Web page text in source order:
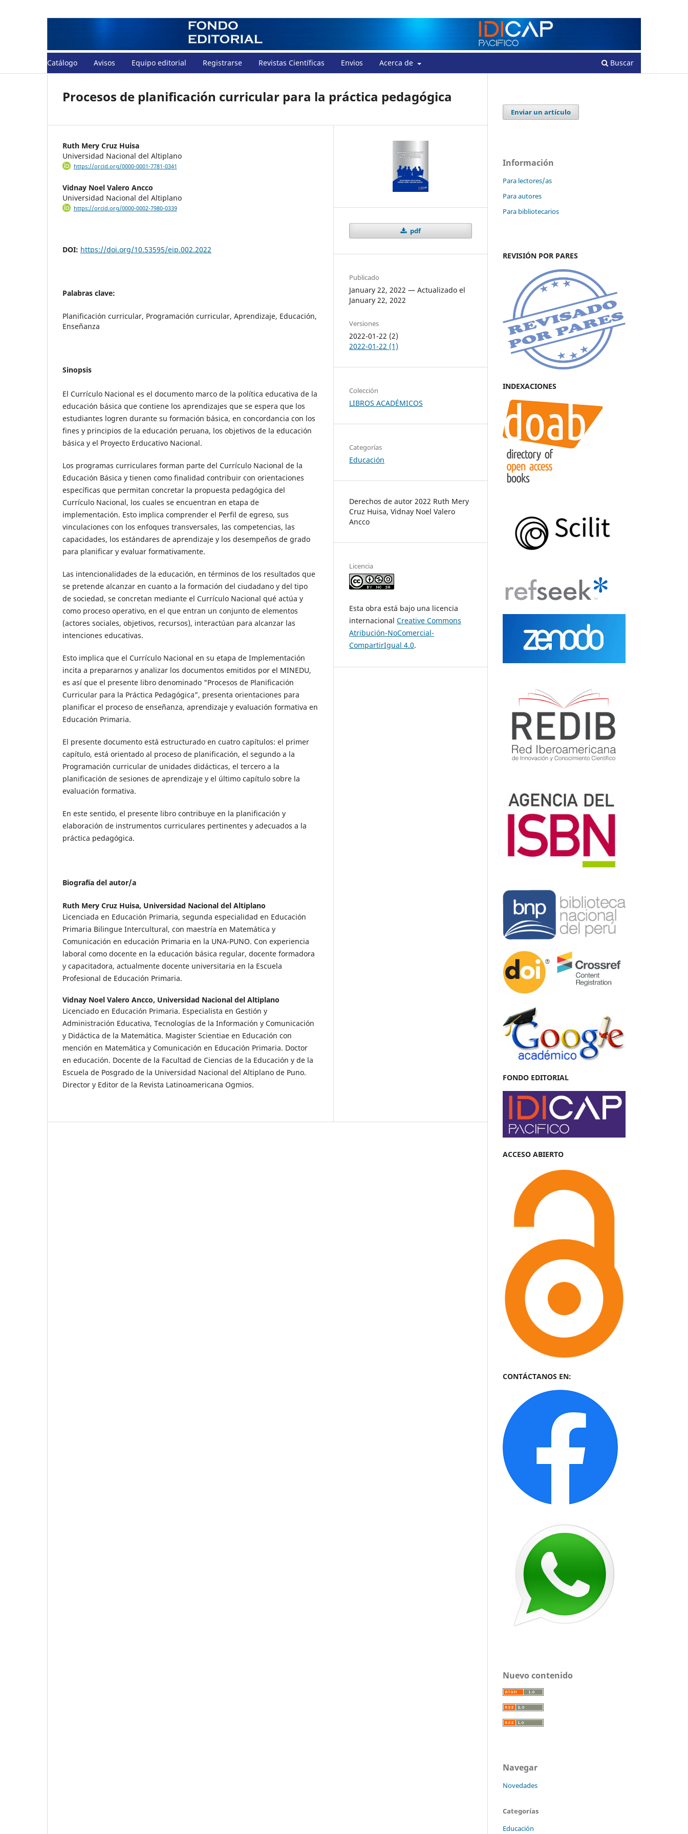
Catálogo Avisos Equipo editorial Registrarse Revistas Científicas Envios Acerca de Buscar
Procesos de planificación curricular para la práctica pedagógica
Ruth Mery Cruz Huisa
Universidad Nacional del Altiplano
https://orcid.org/0000-0001-7781-0341
Vidnay Noel Valero Ancco
Universidad Nacional del Altiplano
https://orcid.org/0000-0002-7980-0339
DOI: https://doi.org/10.53595/eip.002.2022
Palabras clave:
Planificación curricular, Programación curricular, Aprendizaje, Educación,
Enseñanza
Sinopsis
El Currículo Nacional es el documento marco de la política educativa de la
educación básica que contiene los aprendizajes que se espera que los
estudiantes logren durante su formación básica, en concordancia con los
fines y principios de la educación peruana, los objetivos de la educación
básica y el Proyecto Erducativo Nacional.
Los programas curriculares forman parte del Currículo Nacional de la
Educación Básica y tienen como finalidad contribuir con orientaciones
específicas que permitan concretar la propuesta pedagógica del
Currículo Nacional, los cuales se encuentran en etapa de
implementación. Esto implica comprender el Perfil de egreso, sus
vinculaciones con los enfoques transversales, las competencias, las
capacidades, los estándares de aprendizaje y los desempeños de grado
para planificar y evaluar formativamente.
Las intencionalidades de la educación, en términos de los resultados que
se pretende alcanzar en cuanto a la formación del ciudadano y del tipo
de sociedad, se concretan mediante el Currículo Nacional qué actúa y
como proceso operativo, en el que entran un conjunto de elementos
(actores sociales, objetivos, recursos), interactúan para alcanzar las
intenciones educativas.
Esto implica que el Currículo Nacional en su etapa de Implementación
incita a prepararnos y analizar los documentos emitidos por el MINEDU,
es así que el presente libro denominado "Procesos de Planificación
Curricular para la Práctica Pedagógica”, presenta orientaciones para
planificar el proceso de enseñanza, aprendizaje y evaluación formativa en
Educación Primaria.
El presente documento está estructurado en cuatro capítulos: el primer
capítulo, está orientado al proceso de planificación, el segundo a la
Programación curricular de unidades didácticas, el tercero a la
planificación de sesiones de aprendizaje y el último capítulo sobre la
evaluación formativa.
En este sentido, el presente libro contribuye en la planificación y
elaboración de instrumentos curriculares pertinentes y adecuados a la
práctica pedagógica.
Biografía del autor/a
Ruth Mery Cruz Huisa, Universidad Nacional del Altiplano
Licenciada en Educación Primaria, segunda especialidad en Educación
Primaria Bilingue Intercultural, con maestría en Matemática y
Comunicación en educación Primaria en la UNA-PUNO. Con experiencia
laboral como docente en la educación básica regular, docente formadora
y capacitadora, actualmente docente universitaria en la Escuela
Profesional de Educación Primaria.
Vidnay Noel Valero Ancco, Universidad Nacional del Altiplano
Licenciado en Educación Primaria. Especialista en Gestión y
Administración Educativa, Tecnologías de la Información y Comunicación
y Didáctica de la Matemática. Magister Scientiae en Educación con
mención en Matemática y Comunicación en Educación Primaria. Doctor
en educación. Docente de la Facultad de Ciencias de la Educación y de la
Escuela de Posgrado de la Universidad Nacional del Altiplano de Puno.
Director y Editor de la Revista Latinoamericana Ogmios.
pdf
Publicado
January 22, 2022 — Actualizado el
January 22, 2022
Versiones
2022-01-22 (2)
2022-01-22 (1)
Colección
LIBROS ACADÉMICOS
Categorías
Educación
Derechos de autor 2022 Ruth Mery
Cruz Huisa, Vidnay Noel Valero
Ancco
Licencia
Esta obra está bajo una licencia
internacional Creative Commons
Atribución-NoComercial-
CompartirIgual 4.0.
Enviar un artículo
Información
Para lectores/as
Para autores
Para bibliotecarios
REVISIÓN POR PARES
INDEXACIONES
FONDO EDITORIAL
ACCESO ABIERTO
CONTÁCTANOS EN:
Nuevo contenido
Navegar
Novedades
Categorías
Educación